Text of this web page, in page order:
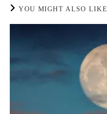
YOU MIGHT ALSO LIKE